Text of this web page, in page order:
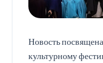
Новость
культурному